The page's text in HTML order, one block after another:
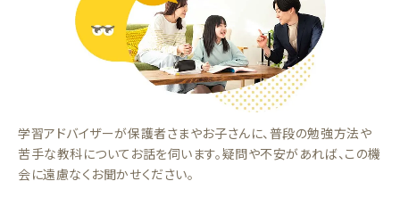
学習アドバイザーが保護者さまやお子さんに、普段の勉強方法や
苦手な教科についてお話を伺います。疑問や不安があれば、この機
会に遠慮なくお聞かせください。